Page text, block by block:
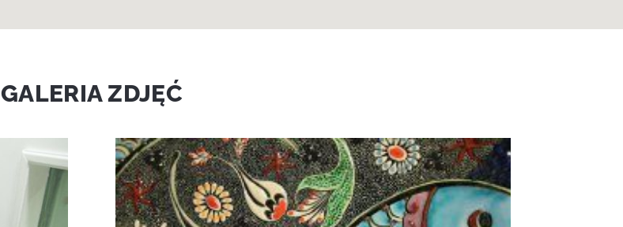
GALERIA ZDJĘĆ